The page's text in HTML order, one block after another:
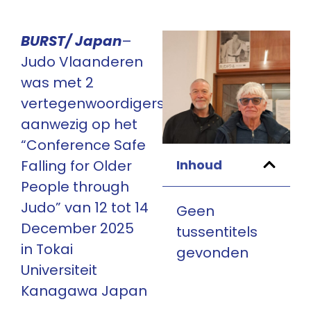
BURST/ Japan–
Judo Vlaanderen
was met 2
vertegenwoordigers
aanwezig op het
“Conference Safe
Falling for Older
People through
Judo” van 12 tot 14
December 2025
in Tokai
Universiteit
Kanagawa Japan
Inhoud
Geen
tussentitels
gevonden